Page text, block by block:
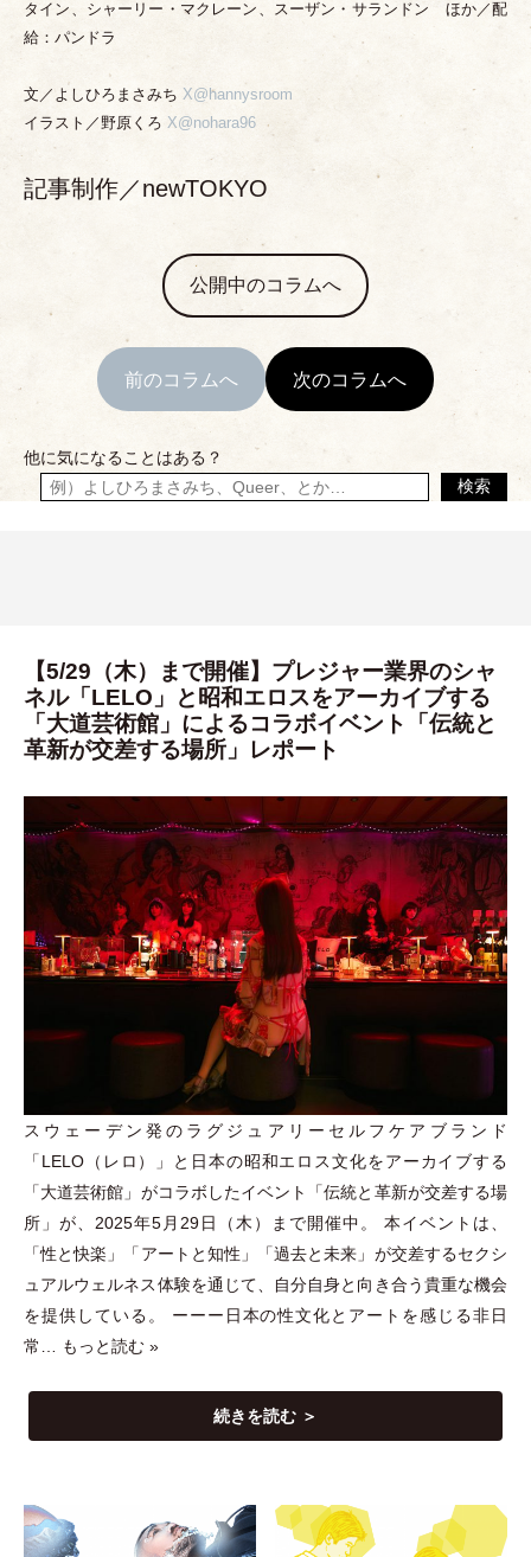
タイン、シャーリー ・ マクレーン、スーザン ・ サランドン ほか／配
給：パンドラ
文／よしひろまさみち X@hannysroom
イラスト／野原くろ X@nohara96
記事制作／newTOKYO
公開中のコラムへ
前のコラムへ 次のコラムへ
他に気になることはある？
検索
【5/29（木）まで開催】プレジャー業界のシャ
ネル「LELO」と昭和エロスをアーカイブする
「大道芸術館」によるコラボイベント「伝統と
革新が交差する場所」レポート
スウェーデン発のラグジュアリーセルフケアブランド
「 LELO（ レロ ） 」
と日本の昭和エロス文化をアーカイブする
「大道芸術館 」 がコラボしたイベント 「伝統と革新が交差する場
所 」 が、2025年5月29日 （ 木 ）
まで開催中。 本イベントは、
「性と快楽 」 「 アートと知性 」 「過去と未来 」 が交差するセクシ
ュアルウェルネス体験を通じて、自分自身と向き合う貴重な機会
を提供している。 ーーー日本の性文化とアートを感じる非日
常…
もっと読む »
続きを読む ＞